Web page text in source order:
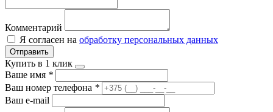
Комментарий
Я согласен на обработку персональных данных
Отправить
Купить в 1 клик
Ваше имя *
Ваш номер телефона *
Ваш e-mail